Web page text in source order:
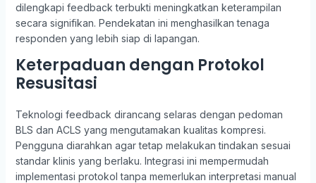
dilengkapi feedback terbukti meningkatkan keterampilan
secara signifikan. Pendekatan ini menghasilkan tenaga
responden yang lebih siap di lapangan.
Keterpaduan dengan Protokol
Resusitasi
Teknologi feedback dirancang selaras dengan pedoman
BLS dan ACLS yang mengutamakan kualitas kompresi.
Pengguna diarahkan agar tetap melakukan tindakan sesuai
standar klinis yang berlaku. Integrasi ini mempermudah
implementasi protokol tanpa memerlukan interpretasi manual